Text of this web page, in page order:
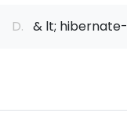
D. & lt;